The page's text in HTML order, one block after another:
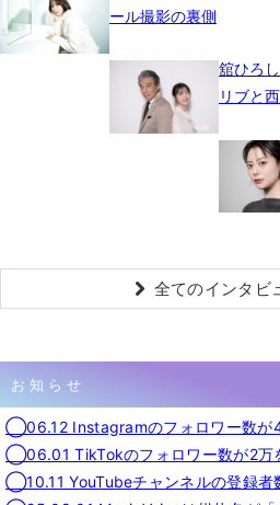
ール撮影の裏側
舘ひろ
リブと
全てのインタビ
お知らせ
◯06.12 Instagramのフォロワー数が4
◯06.01 TikTokのフォロワー数が2万
◯10.11 YouTubeチャンネルの登録者